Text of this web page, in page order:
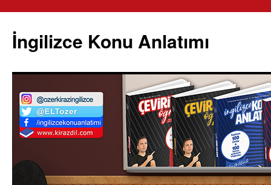
İngilizce Konu Anlatımı